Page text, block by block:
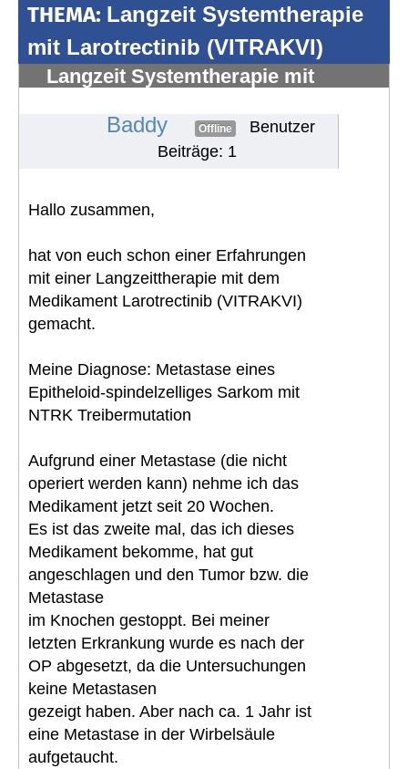
THEMA: Langzeit Systemtherapie
mit Larotrectinib (VITRAKVI)
Langzeit Systemtherapie mit
Baddy Offline
Benutzer
Beiträge: 1
Hallo zusammen,
hat von euch schon einer Erfahrungen
mit einer Langzeittherapie mit dem
Medikament Larotrectinib (VITRAKVI)
gemacht.
Meine Diagnose: Metastase eines
Epitheloid-spindelzelliges Sarkom mit
NTRK Treibermutation
Aufgrund einer Metastase (die nicht
operiert werden kann) nehme ich das
Medikament jetzt seit 20 Wochen.
Es ist das zweite mal, das ich dieses
Medikament bekomme, hat gut
angeschlagen und den Tumor bzw. die
Metastase
im Knochen gestoppt. Bei meiner
letzten Erkrankung wurde es nach der
OP abgesetzt, da die Untersuchungen
keine Metastasen
gezeigt haben. Aber nach ca. 1 Jahr ist
eine Metastase in der Wirbelsäule
aufgetaucht.